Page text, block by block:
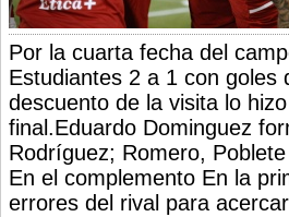
Por la cuarta fecha del
Estudiantes 2 a 1 con goles
descuento de la visita lo
final.Eduardo Dominguez
Rodríguez; Romero,
En el complemento En la
errores del rival para